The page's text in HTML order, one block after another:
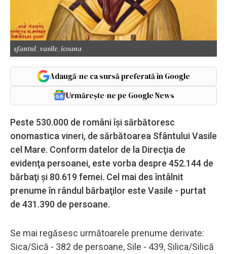
sfantul_vasile_icoana
Adaugă-ne ca sursă preferată în Google
Urmărește-ne pe Google News
Peste 530.000 de români îşi sărbătoresc
onomastica vineri, de sărbătoarea Sfântului Vasile
cel Mare. Conform datelor de la Direcţia de
evidenţa persoanei, este vorba despre 452.144 de
bărbaţi şi 80.619 femei. Cel mai des întâlnit
prenume în rândul bărbaţilor este Vasile - purtat
de 431.390 de persoane.
Se mai regăsesc următoarele prenume derivate:
Sica/Sică - 382 de persoane, Sile - 439, Silica/Silică